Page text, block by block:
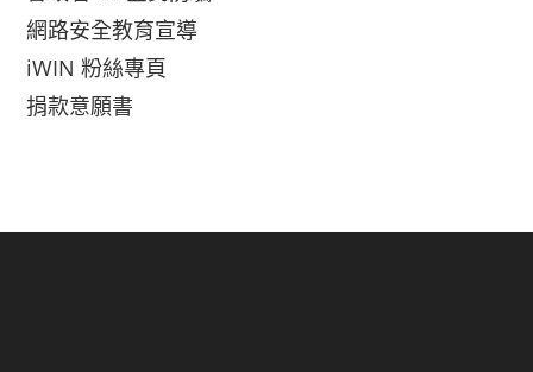
網路安全教育宣導
iWIN 粉絲專頁
捐款意願書